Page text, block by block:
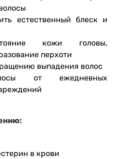
естественный блеск и
кожи головы,
перхоти
выпадения волос
от ежедневных
в крови